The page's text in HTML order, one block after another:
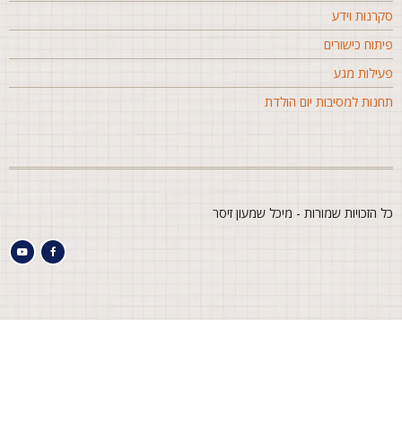
וידע
כישורים
מגע
למסיבות יום הולדת
הזכויות שמורות - מיכל שמעון זיסר